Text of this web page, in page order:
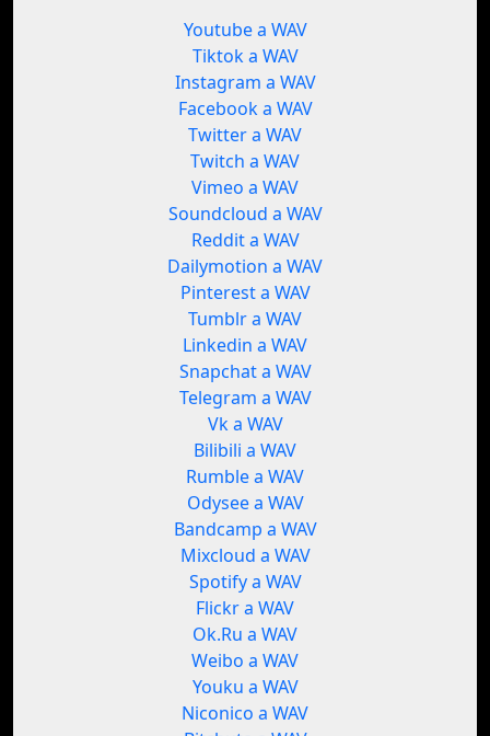
Youtube a WAV
Tiktok a WAV
Instagram a WAV
Facebook a WAV
Twitter a WAV
Twitch a WAV
Vimeo a WAV
Soundcloud a WAV
Reddit a WAV
Dailymotion a WAV
Pinterest a WAV
Tumblr a WAV
Linkedin a WAV
Snapchat a WAV
Telegram a WAV
Vk a WAV
Bilibili a WAV
Rumble a WAV
Odysee a WAV
Bandcamp a WAV
Mixcloud a WAV
Spotify a WAV
Flickr a WAV
Ok.Ru a WAV
Weibo a WAV
Youku a WAV
Niconico a WAV